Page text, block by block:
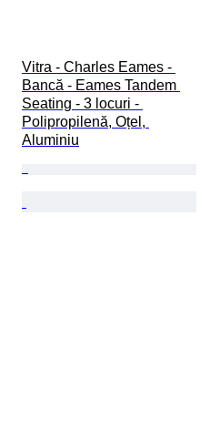
Vitra - Charles Eames -
Bancă - Eames Tandem
Seating - 3 locuri -
Polipropilenă, Oțel,
Aluminiu